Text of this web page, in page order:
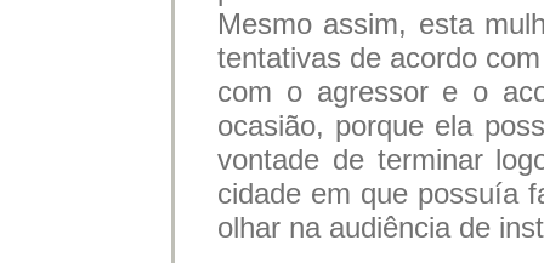
Mesmo assim, esta
tentativas de acordo
com o agressor e o
ocasião, porque ela
vontade de terminar
cidade em que possuía
olhar na audiência de